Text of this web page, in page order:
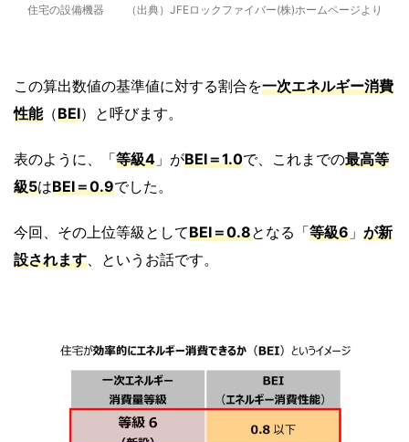
住宅の設備機器 （出典）JFEロックファイバー(株)ホームページより
この算出数値の基準値に対する割合を一次エネルギー消費
性能（BEI）と呼びます。
表のように、「等級4 」がBEI＝1.0で、これまでの最高等
級5はBEI＝0.9でした。
今回、その上位等級としてBEI＝0.8となる「等級6 」 が新
設されます 、というお話です。